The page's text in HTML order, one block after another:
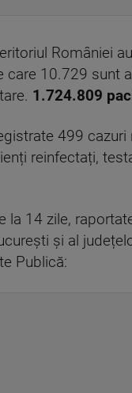
României
care 10.729
1.724.809
499
reinfectați,
la 14 zile,
și al
Publică: